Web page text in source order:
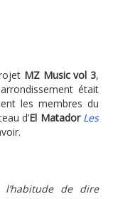
MZ Music vol 3,
était
les membres du
d’El Matador Les
de dire